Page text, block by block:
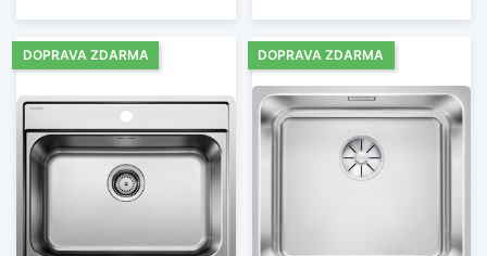
DOPRAVA ZDARMA DOPRAVA ZDARMA